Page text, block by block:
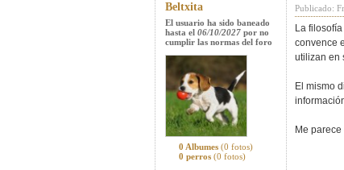
Beltxita
El usuario ha sido baneado
hasta el 06/10/2027 por no
cumplir las normas del foro
0 Albumes (0 fotos)
0 perros (0 fotos)
Publicado:
La
convence
utilizan en
El mismo
Me